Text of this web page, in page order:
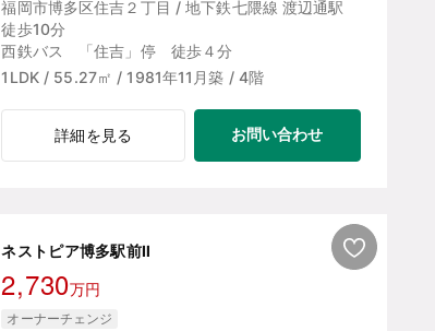
福岡市博多区住吉２丁目 / 地下鉄七隈線 渡辺通駅
徒歩10分
西鉄バス 「住吉」停 徒歩４分
1LDK / 55.27㎡ / 1981年11月築 / 4階
詳細を見る お問い合わせ
ネストピア博多駅前Ⅱ
2,730万円
オーナーチェンジ